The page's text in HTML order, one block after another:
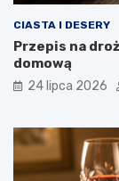
CIASTA I DESERY
Przepis na
domową
24 lipca 2026